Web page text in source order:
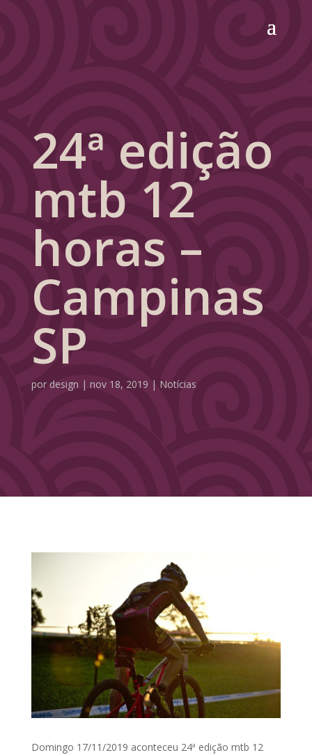
24ª edição
mtb 12
horas –
Campinas
SP
por design | nov 18, 2019 | Notícias
Domingo 17/11/2019 aconteceu 24ª edição mtb 12